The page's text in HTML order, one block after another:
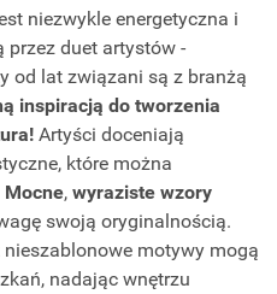
niezwykle energetyczna i
przez duet artystów -
od lat związani są z branżą
inspiracją do tworzenia
Artyści doceniają
które można
Mocne, wyraziste wzory
swoją oryginalnością.
motywy mogą
nadając wnętrzu